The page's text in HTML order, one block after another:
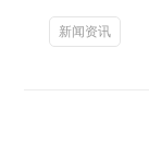
新闻资讯